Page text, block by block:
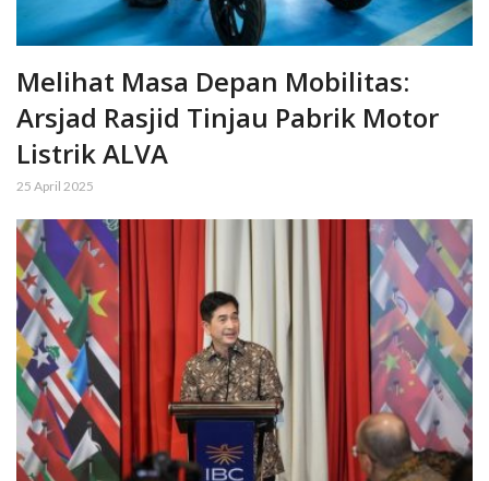
Melihat Masa Depan Mobilitas:
Arsjad Rasjid Tinjau Pabrik Motor
Listrik ALVA
25 April 2025